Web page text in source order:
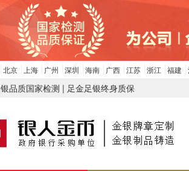
北京 上海 广州 深圳 海南 广西 江苏 浙江 福建
品质国家检测 | 足金足银终身质保